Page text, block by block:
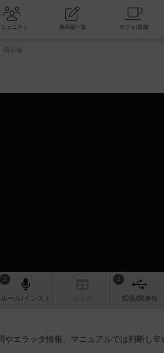
ム会 コミュニティ 掲示板一覧
掲示板
2
ルール/インスト
2
拡張/関連作
エラッタ情報、マニュアルでは判断し辛